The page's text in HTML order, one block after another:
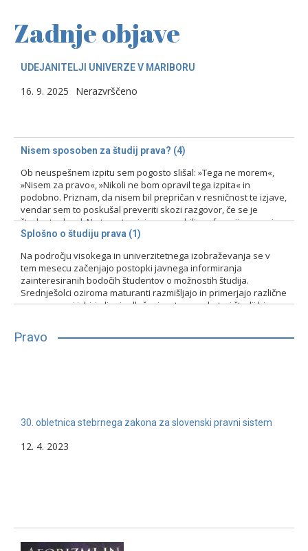
Zadnje objave
UDEJANITELJI UNIVERZE V MARIBORU
16. 9. 2025 Nerazvrščeno
Nisem sposoben za študij prava? (4)
Ob neuspešnem izpitu sem pogosto slišal: »Tega ne morem«,
»Nisem za pravo«, »Nikoli ne bom opravil tega izpita« in
podobno. Priznam, da nisem bil prepričan v resničnost te izjave,
vendar sem to poskušal preveriti skozi razgovor, če se je
študent odzval. Na tovrstne izjave smo bili profesorji pozorni
zlasti pri prvih izpitih, kajti ni bila…
15. 2. 2024 Nerazvrščeno
Splošno o študiju prava (1)
Na področju visokega in univerzitetnega izobraževanja se v
tem mesecu začenjajo postopki javnega informiranja
zainteresiranih bodočih študentov o možnostih študija.
Srednješolci oziroma maturanti razmišljajo in primerjajo različne
programe pri izbiri ali pri odločanju o tem, na kateri študij bi se
Pravo
30. obletnica stebrnega zakona za slovenski pravni sistem
12. 4. 2023